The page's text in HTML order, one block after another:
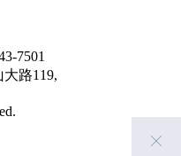
7501
路119,